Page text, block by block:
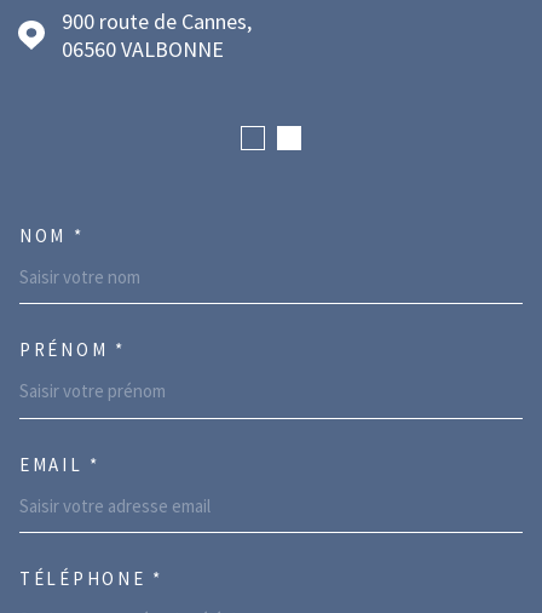
900 route de Cannes,
06560 VALBONNE
NOM *
PRÉNOM *
EMAIL *
TÉLÉPHONE *